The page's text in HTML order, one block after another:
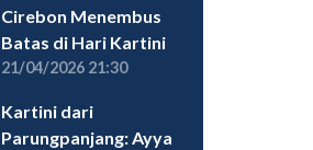
Cirebon Menembus
Batas di Hari Kartini
21/04/2026 21:30
Kartini dari
Parungpanjang: Ayya